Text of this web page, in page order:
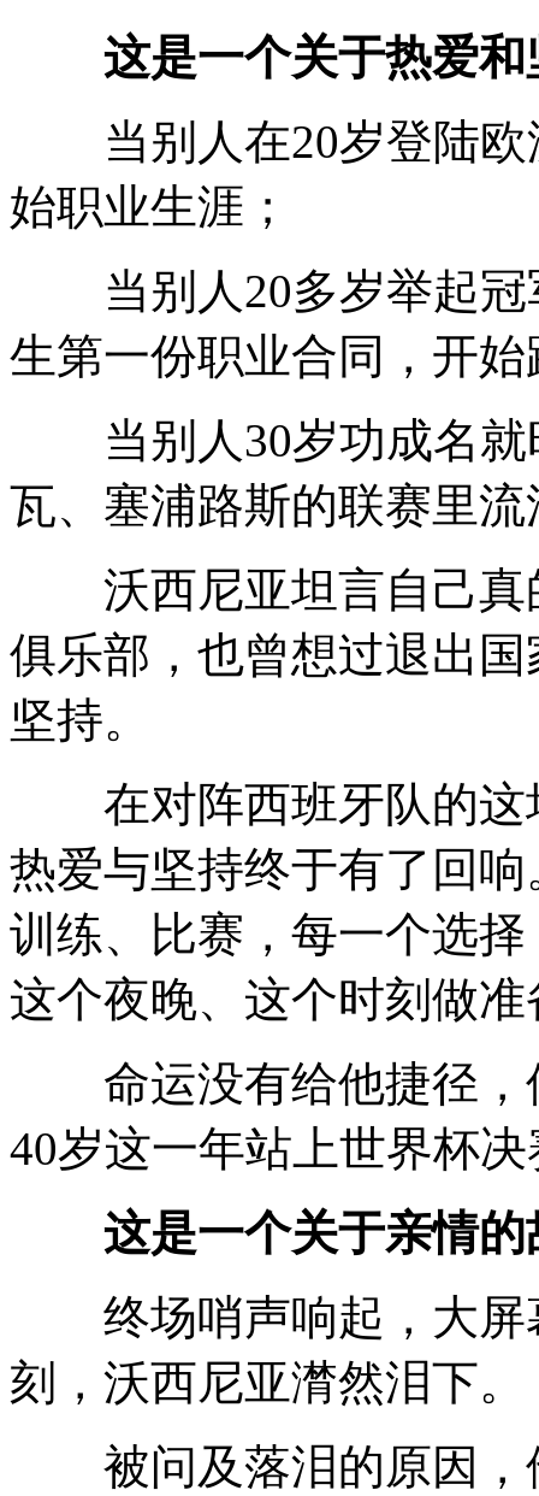
这是一个关于热爱
当别人在20岁登陆欧
始职业生涯；
当别人20多岁举起冠
生第一份职业合同，开
当别人30岁功成名就
瓦、塞浦路斯的联赛里流
沃西尼亚坦言自己真
俱乐部，也曾想过退出
坚持。
在对阵西班牙队的这
热爱与坚持终于有了回
训练、比赛，每一个选
这个夜晚、这个时刻做准
命运没有给他捷径，
40岁这一年站上世界杯
这是一个关于亲情的
终场哨声响起，大屏
刻，沃西尼亚潸然泪下。
被问及落泪的原因，